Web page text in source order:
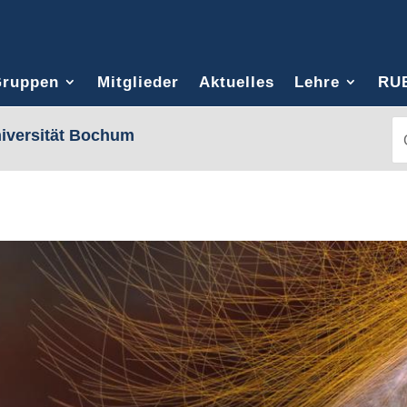
Mitglieder Aktuelles Lehre
Bochum